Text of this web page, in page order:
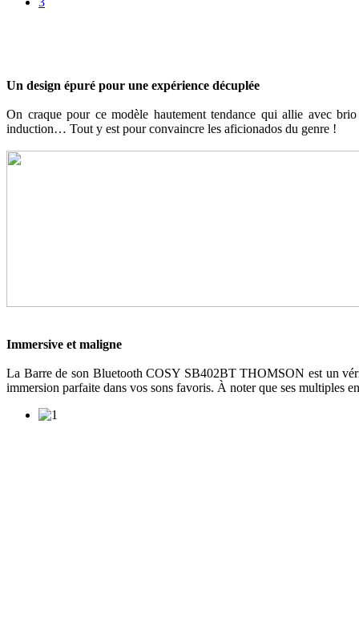
Un design épuré pour une expérience décuplée
On craque pour ce modèle hautement tendance qui allie avec
induction… Tout y est pour convaincre les aficionados du genre !
Immersive et maligne
La Barre de son Bluetooth COSY SB402BT THOMSON est un
immersion parfaite dans vos sons favoris. À noter que ses multiples